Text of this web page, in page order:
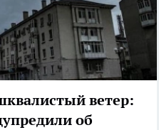
ветер:
об